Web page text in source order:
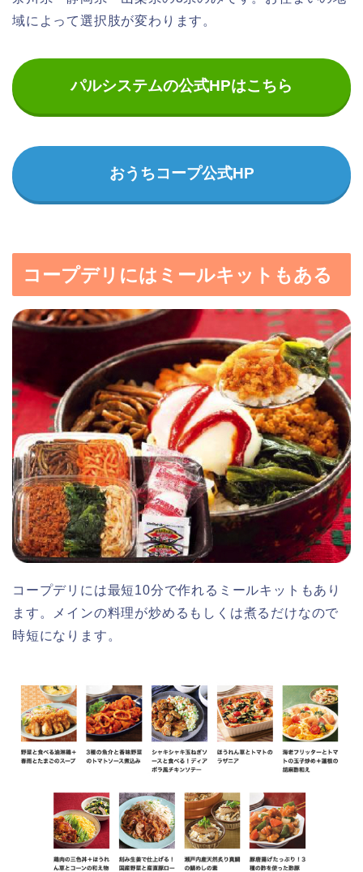
域によって選択肢が変わります。
パルシステムの公式HPはこちら
おうちコープ公式HP
コープデリにはミールキットもある
コープデリには最短10分で作れるミールキットもあり
ます。メインの料理が炒めるもしくは煮るだけなので
時短になります。